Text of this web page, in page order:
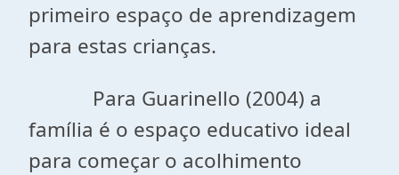
primeiro espaço de aprendizagem
para estas crianças.
Para Guarinello (2004) a
família é o espaço educativo ideal
para começar o acolhimento